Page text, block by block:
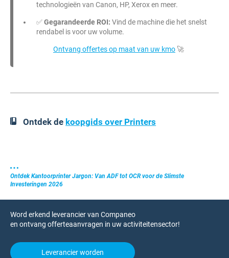
technologieën van Canon, HP, Xerox en meer.
✅Gegarandeerde ROI: Vind de machine die het snelst
rendabel is voor uw volume.
Ontvang offertes op maat van uw kmo 🚀
Ontdek de koopgids over Printers
Ontdek Kantoorprinter Jargon: Van ADF tot OCR voor de Slimste
Investeringen 2026
Word erkend leverancier van Companeo
en ontvang offerteaanvragen in uw activiteitensector!
Leverancier worden